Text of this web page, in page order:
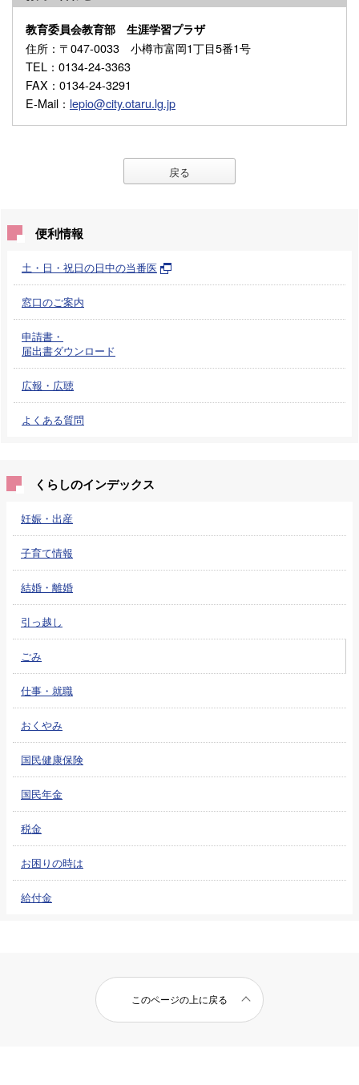
教育委員会教育部 生涯学習プラザ
住所 ：〒047-0033 小樽市富岡1丁目5番1号
TEL ：0134-24-3363
FAX ：0134-24-3291
E-Mail ： lepio@city.otaru.lg.jp
戻る
便利情報
土・日・祝日の日中の当番医
窓口のご案内
申請書・
届出書ダウンロード
広報・広聴
よくある質問
くらしのインデックス
妊娠・出産
子育て情報
結婚・離婚
引っ越し
ごみ
仕事・就職
おくやみ
国民健康保険
国民年金
税金
お困りの時は
給付金
このページの上に戻る